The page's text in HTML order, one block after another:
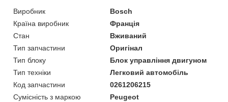
Виробник
Bosch
Країна виробник
Франція
Стан
Вживаний
Тип запчастини
Оригінал
Тип блоку
Блок управління двигуном
Тип техніки
Легковий автомобіль
Код запчастини
0261206215
Сумісність з маркою
Peugeot